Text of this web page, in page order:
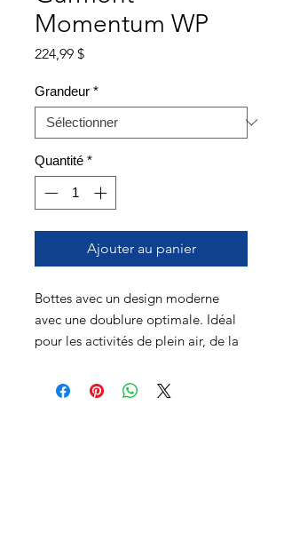
Momentum WP
224,99 $Prix
Grandeur *
Quantité *
Ajouter au panier
Bottes avec un design moderne
avec une doublure optimale. Idéal
pour les activités de plein air, de la
quotidienne en hiver, même en ville.